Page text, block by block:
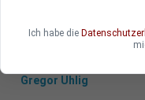
Gregor Uhlig
Ich habe die